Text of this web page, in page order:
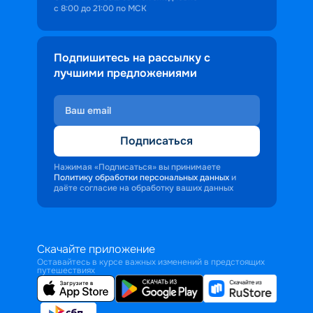
с 8:00 до 21:00 по МСК
Подпишитесь на рассылку с
лучшими предложениями
Подписаться
Нажимая «Подписаться» вы принимаете
Политику обработки персональных данных и
даёте согласие на обработку ваших данных
Скачайте приложение
Оставайтесь в курсе важных изменений в предстоящих
путешествиях